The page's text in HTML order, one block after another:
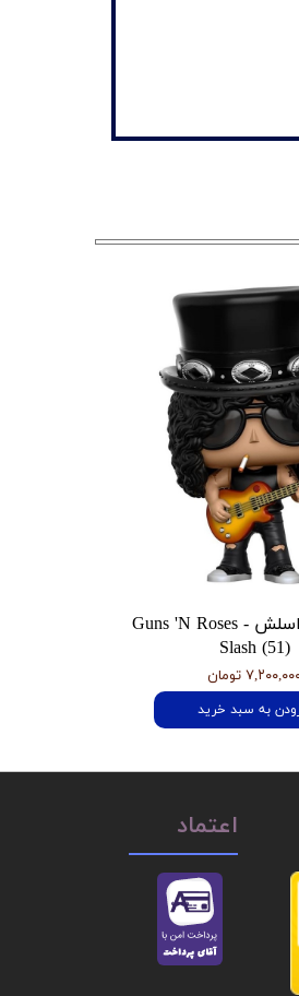
فانکو پاپ اسلش Guns 'N Roses -
Slash (51)
تومان
به سبد خرید
اعتماد